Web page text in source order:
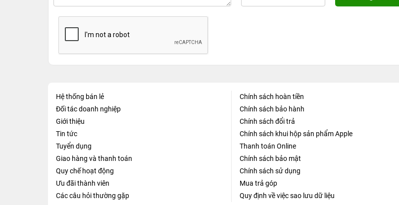
Hệ thống bán lẻ
Đối tác doanh nghiệp
Giới thiệu
Tin tức
Tuyển dụng
Giao hàng và thanh toán
Quy chế hoạt động
Ưu đãi thành viên
Các câu hỏi thường gặp
Chính sách hoàn tiền
Chính sách bảo hành
Chính sách đổi trả
Chính sách khui hộp sản phẩm Apple
Thanh toán Online
Chính sách bảo mật
Chính sách sử dụng
Mua trả góp
Quy định về việc sao lưu dữ liệu